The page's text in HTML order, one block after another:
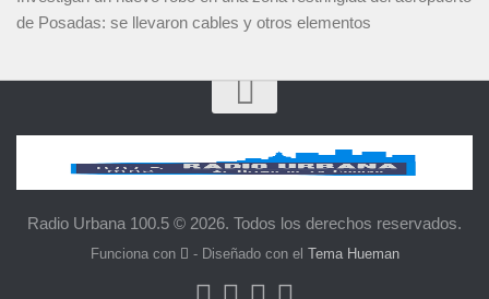
de Posadas: se llevaron cables y otros elementos
Radio Urbana 100.5 © 2026. Todos los derechos reservados.
Funciona con - Diseñado con el Tema Hueman